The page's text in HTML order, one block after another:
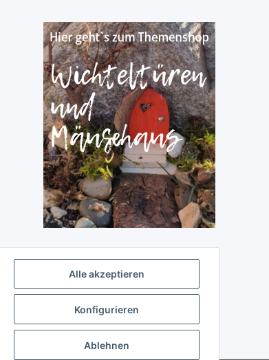
Alle akzeptieren
Konfigurieren
Ablehnen